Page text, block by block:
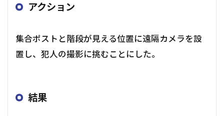
アクション
集合ポストと階段が見える位置に遠隔カメラを設
置し、犯人の撮影に挑むことにした。
結果